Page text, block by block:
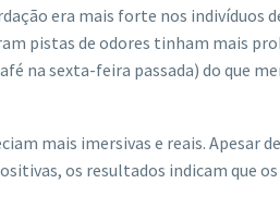
era mais forte nos indivíduos
pistas de odores tinham mais
na sexta-feira passada) do que
mais imersivas e reais. Apesar
os resultados indicam que